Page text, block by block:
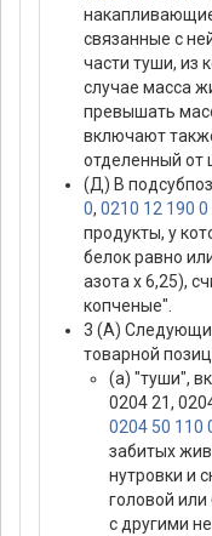
связанные с
части туши, из
случае масса
превышать
включают
отделенный от
(Д) В
0, 0210 12 190 0
продукты, у
белок равно
азота х 6,25),
копченые".
3 (А)
товарной
(а) "туши",
0204 21,
0204 50 110
забитых
нутровки и
головой или
с другими